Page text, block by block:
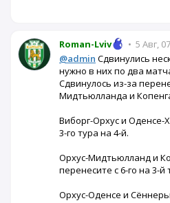
Roman-Lviv • 5 Авг,
@admin Сдвинулись
нужно в них по два
Сдвинулось из-за
Мидтьюлланда и
Виборг-Орхус и Оденсе-
3-го тура на 4-й.
Орхус-Мидтьюлланд и
перенесите с 6-го на 3-й
Орхус-Оденсе и